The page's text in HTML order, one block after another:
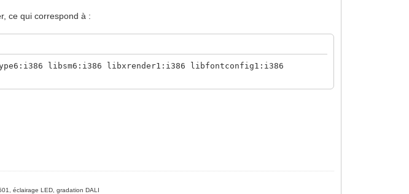
ce qui correspond à :
libsm6:i386 libxrender1:i386 libfontconfig1:i386
éclairage LED, gradation DALI